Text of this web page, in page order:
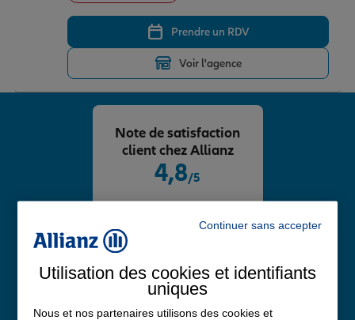
Prendre un RDV
Voir l'agence
4,8/5
Note de satisfaction
client chez Allianz
Continuer sans accepter
Utilisation des cookies et identifiants
uniques
Nous et nos partenaires utilisons des cookies et